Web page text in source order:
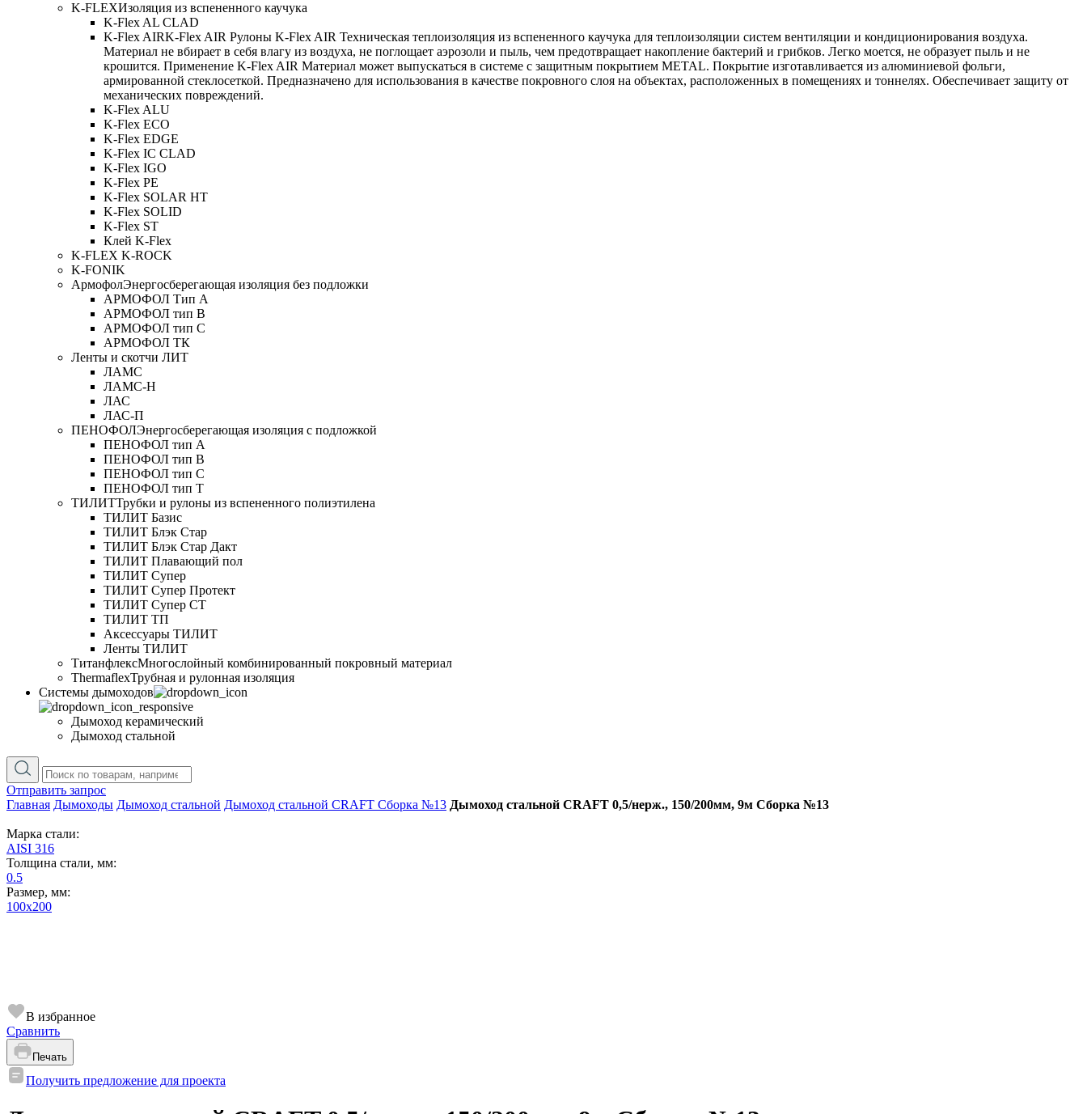
K-FLEXИзоляция из вспененного каучука
K-Flex AL CLAD
K-Flex AIRK-Flex AIR Рулоны K-Flex AIR Техническая теплоизоляция из вспененного каучука для теплоизоляции систем вентиляции и кондиционирования воздуха.
Материал не вбирает в себя влагу из воздуха, не поглощает аэрозоли и пыль, чем предотвращает накопление бактерий и грибков. Легко моется, не образует пыль и не
крошится. Применение K-Flex AIR Материал может выпускаться в системе c защитным покрытием METAL. Покрытие изготавливается из алюминиевой фольги,
армированной стеклосеткой. Предназначено для использования в качестве покровного слоя на объектах, расположенных в помещениях и тоннелях. Обеспечивает защиту от
механических повреждений.
K-Flex ALU
K-Flex ECO
K-Flex EDGE
K-Flex IC CLAD
K-Flex IGO
K-Flex PE
K-Flex SOLAR HT
K-Flex SOLID
K-Flex ST
Клей K-Flex
K-FLEX K-ROCK
K-FONIK
АрмофолЭнергосберегающая изоляция без подложки
АРМОФОЛ Тип А
АРМОФОЛ тип В
АРМОФОЛ тип C
АРМОФОЛ ТК
Ленты и скотчи ЛИТ
ЛАМС
ЛАМС-Н
ЛАС
ЛАС-П
ПЕНОФОЛЭнергосберегающая изоляция с подложкой
ПЕНОФОЛ тип А
ПЕНОФОЛ тип B
ПЕНОФОЛ тип C
ПЕНОФОЛ тип T
ТИЛИТТрубки и рулоны из вспененного полиэтилена
ТИЛИТ Базис
ТИЛИТ Блэк Стар
ТИЛИТ Блэк Стар Дакт
ТИЛИТ Плавающий пол
ТИЛИТ Супер
ТИЛИТ Супер Протект
ТИЛИТ Супер СТ
ТИЛИТ ТП
Аксессуары ТИЛИТ
Ленты ТИЛИТ
ТитанфлексМногослойный комбинированный покровный материал
ThermaflexТрубная и рулонная изоляция
Cистемы дымоходов
Дымоход керамический
Дымоход стальной
Отправить запрос
Главная Дымоходы Дымоход стальной Дымоход стальной CRAFT Сборка №13 Дымоход стальной CRAFT 0,5/нерж., 150/200мм, 9м Сборка №13
Марка стали:
AISI 316
Толщина стали, мм:
0.5
Размер, мм:
100х200
В избранное
Сравнить
Печать
Получить предложение для проекта